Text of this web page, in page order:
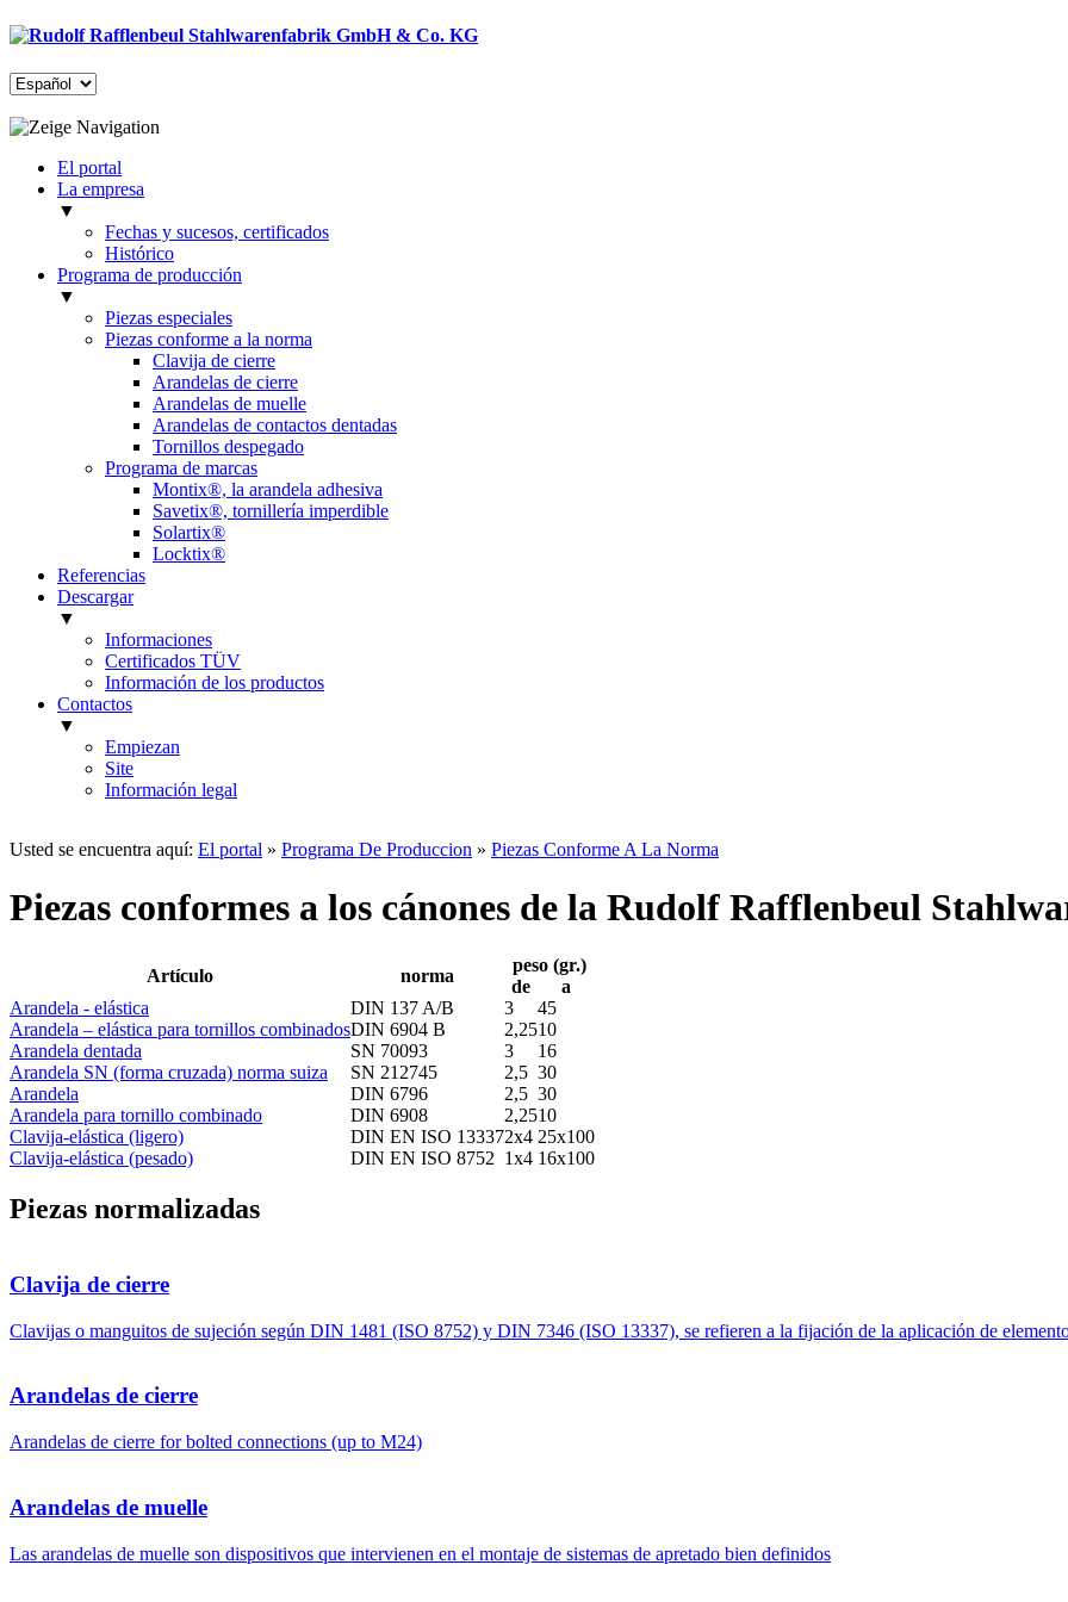
El portal
La empresa
▼
Fechas y sucesos, certificados
Histórico
Programa de producción
▼
Piezas especiales
Piezas conforme a la norma
Clavija de cierre
Arandelas de cierre
Arandelas de muelle
Arandelas de contactos dentadas
Tornillos despegado
Programa de marcas
Montix®, la arandela adhesiva
Savetix®, tornillería imperdible
Solartix®
Locktix®
Referencias
Descargar
▼
Informaciones
Certificados TÜV
Información de los productos
Contactos
▼
Empiezan
Site
Información legal
Usted se encuentra aquí: El portal » Programa De Produccion » Piezas Conforme A La Norma
Piezas conformes a los cánones de la Rudolf Rafflenbeul
Artículo norma
peso (gr.)
de
a
Arandela - elástica
DIN 137 A/B 3
45
Arandela – elástica para tornillos combinadosDIN 6904 B 2,2510
Arandela dentada
SN 70093 3
16
Arandela SN (forma cruzada) norma suiza
SN 212745 2,5 30
Arandela
DIN 6796 2,5 30
Arandela para tornillo combinado
DIN 6908 2,2510
Clavija-elástica (ligero)
DIN EN ISO 133372x4 25x100
Clavija-elástica (pesado)
DIN EN ISO 8752 1x4 16x100
Piezas normalizadas
Clavija de cierre
Clavijas o manguitos de sujeción según DIN 1481 (ISO 8752) y DIN 7346 (ISO 13337), se refieren a la fijación de la aplicación de
Arandelas de cierre
Arandelas de cierre for bolted connections (up to M24)
Arandelas de muelle
Las arandelas de muelle son dispositivos que intervienen en el montaje de sistemas de apretado bien definidos